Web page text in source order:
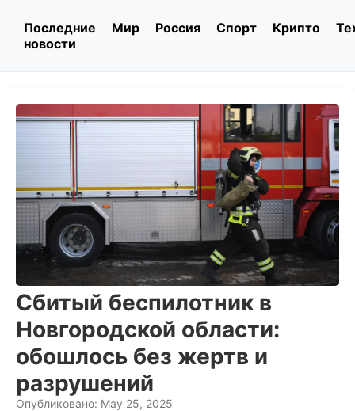
Последние
новости
Мир Россия Спорт Крипто
Сбитый беспилотник в
Новгородской области:
обошлось без жертв и
разрушений
Опубликовано: May 25, 2025